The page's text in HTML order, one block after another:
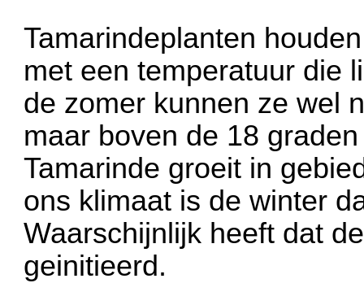
Tamarindeplanten
met een temperatuur die
de zomer kunnen ze wel
maar boven de 18
Tamarinde groeit in
ons klimaat is de winter
Waarschijnlijk heeft dat
geinitieerd.